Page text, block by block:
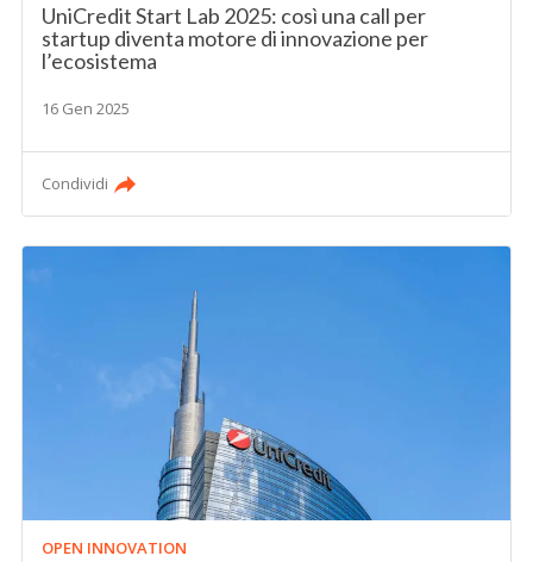
UniCredit Start Lab 2025: così una call per
startup diventa motore di innovazione per
l’ecosistema
16 Gen 2025
Condividi
OPEN INNOVATION